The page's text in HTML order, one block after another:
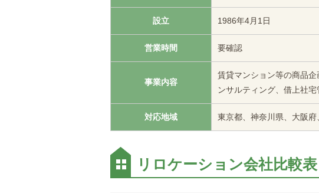
設立 1986年4月1日
営業時間 要確認
事業内容
賃貸マンション等の商品
ンサルティング、借上社
対応地域 東京都、神奈川県、大阪府
リロケーション会社比較表